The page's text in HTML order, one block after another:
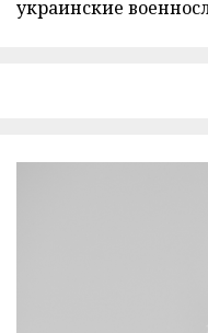
украинские